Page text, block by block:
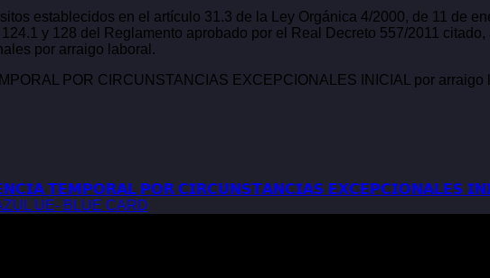
establecidos en el artículo 31.3 de la Ley Orgánica 4/2000, de 11 de
y 128 del Reglamento aprobado por el Real Decreto 557/2011
por arraigo laboral.
POR CIRCUNSTANCIAS EXCEPCIONALES INICIAL por
𝗧𝗘𝗠𝗣𝗢𝗥𝗔𝗟 𝗣𝗢𝗥 𝗖𝗜𝗥𝗖𝗨𝗡𝗦𝗧𝗔𝗡𝗖𝗜𝗔𝗦 𝗘𝗫𝗖𝗘𝗣𝗖𝗜𝗢𝗡𝗔𝗟𝗘𝗦
UE- BLUE CARD